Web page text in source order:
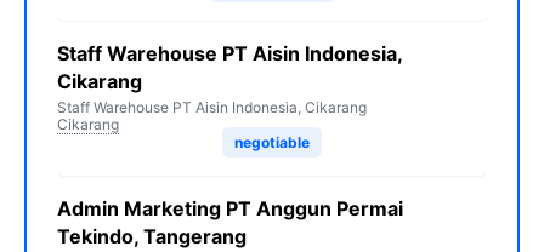
Staff Warehouse PT Aisin Indonesia,
Cikarang
Staff Warehouse PT Aisin Indonesia, Cikarang
Cikarang
negotiable
Admin Marketing PT Anggun Permai
Tekindo, Tangerang